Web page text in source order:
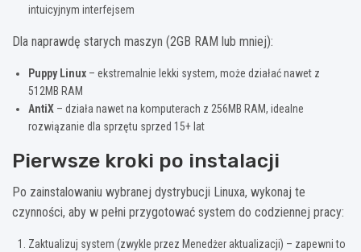
intuicyjnym interfejsem
Dla naprawdę starych maszyn (2GB RAM lub mniej):
Puppy Linux – ekstremalnie lekki system, może działać nawet z
512MB RAM
AntiX – działa nawet na komputerach z 256MB RAM, idealne
rozwiązanie dla sprzętu sprzed 15+ lat
Pierwsze kroki po instalacji
Po zainstalowaniu wybranej dystrybucji Linuxa, wykonaj te
czynności, aby w pełni przygotować system do codziennej pracy:
Zaktualizuj system (zwykle przez Menedżer aktualizacji) – zapewni to